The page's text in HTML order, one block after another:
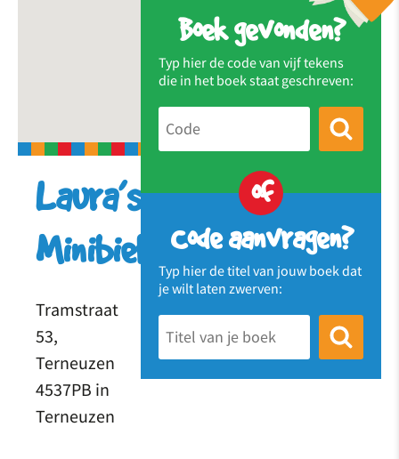
Boek gevonden?
Typ hier de code van vijf tekens
die in het boek staat geschreven:
of
Code aanvragen?
Typ hier de titel van jouw boek dat
je wilt laten zwerven:
Laura’s
Minibieb
Tramstraat
53,
Terneuzen
4537PB in
Terneuzen